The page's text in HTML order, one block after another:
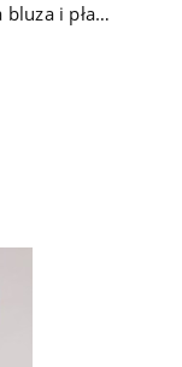
Lara & London – zestaw dla charta bluza i płaszczyk z futerkiem w kolorze brązowym i czarnym